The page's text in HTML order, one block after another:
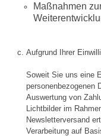
Maßnahmen
Aufgrund Ihrer
Soweit Sie uns eine
personenbezogenen
Auswertung von
Lichtbilder im
Newsletterversand
Verarbeitung auf